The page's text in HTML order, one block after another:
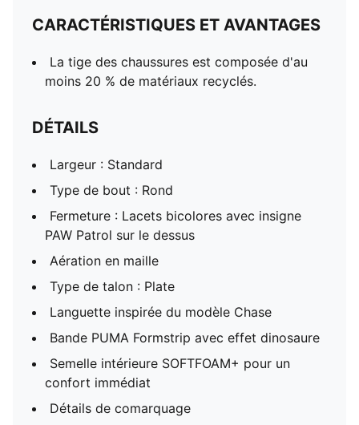
CARACTÉRISTIQUES ET AVANTAGES
La tige des chaussures est composée d'au
moins 20 % de matériaux recyclés.
DÉTAILS
Largeur : Standard
Type de bout : Rond
Fermeture : Lacets bicolores avec insigne
PAW Patrol sur le dessus
Aération en maille
Type de talon : Plate
Languette inspirée du modèle Chase
Bande PUMA Formstrip avec effet dinosaure
Semelle intérieure SOFTFOAM+ pour un
confort immédiat
Détails de comarquage